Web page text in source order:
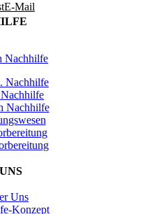
E-Mail
Nachhilfe
Nachhilfe
Nachhilfe
Uns
Konzept